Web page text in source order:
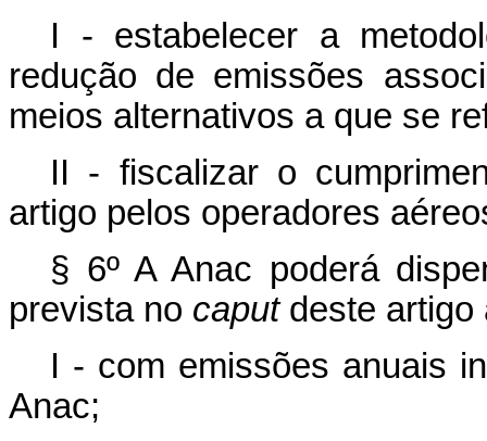
I - estabelecer a
redução de emissões
meios alternativos a que se
II - fiscalizar o
artigo pelos operadores
§ 6º A Anac poderá
prevista no caputdeste artigo
I - com emissões anuais
Anac;